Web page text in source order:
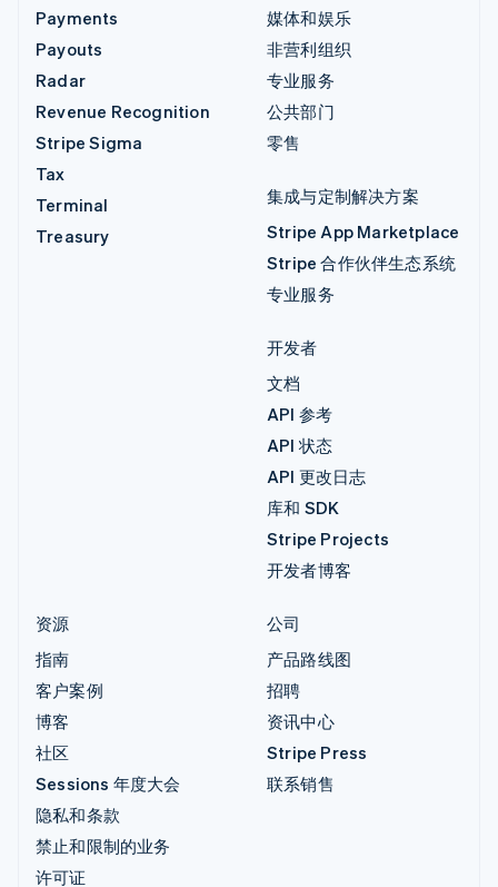
Payments
Payouts
Radar
Revenue Recognition
Stripe Sigma
Tax
Terminal
Treasury
媒体和娱乐
非营利组织
专业服务
公共部门
零售
集成与定制解决方案
Stripe App Marketplace
Stripe 合作伙伴生态系统
专业服务
开发者
文档
API 参考
API 状态
API 更改日志
库和 SDK
Stripe Projects
开发者博客
资源
指南
客户案例
博客
社区
Sessions 年度大会
隐私和条款
禁止和限制的业务
许可证
公司
产品路线图
招聘
资讯中心
Stripe Press
联系销售